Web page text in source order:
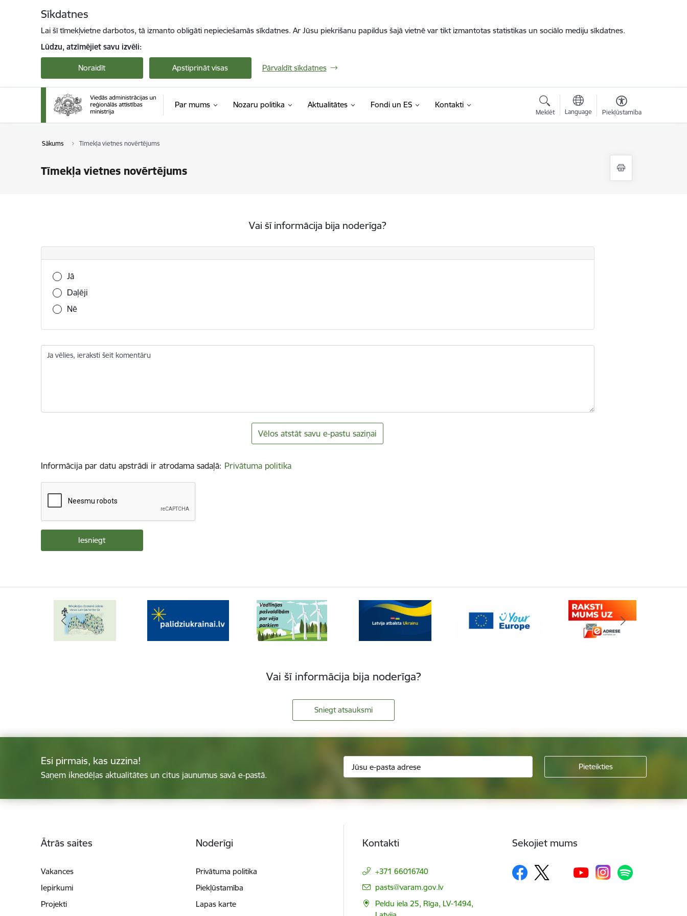
Sīkdatnes
Lai šī tīmekļvietne darbotos, tā izmanto obligāti nepieciešamās sīkdatnes. Ar Jūsu piekrišanu papildus šajā vietnē var tikt izmantotas statistikas un sociālo mediju sīkdatnes.
Lūdzu, atzīmējiet savu izvēli:
Noraidīt Apstiprināt visas Pārvaldīt sīkdatnes
Par mums Nozaru politika Aktualitātes Fondi un ES Kontakti
Meklēt Language Piekļūstamība
Sākums Tīmekļa vietnes novērtējums
Tīmekļa vietnes novērtējums
Vai šī informācija bija noderīga?
Vai šī informācija bija noderīga?
Jā
Daļēji
Nē
Ja vēlies, ieraksti šeit komentāru
Vēlos atstāt savu e-pastu saziņai
Informācija par datu apstrādi ir atrodama sadaļā: Privātuma politika
Vai šī informācija bija noderīga?
Sniegt atsauksmi
Esi pirmais, kas uzzina!
Saņem iknedēļas aktualitātes un citus jaunumus savā e-pastā.
Ātrās saites
Vakances
Iepirkumi
Projekti
Noderīgi
Privātuma politika
Piekļūstamība
Lapas karte
Kontakti
+371 66016740
E-pasts:
pasts@varam.gov.lv
Peldu iela 25, Rīga, LV-1494,
Sekojiet mums